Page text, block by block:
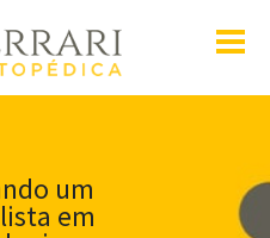
um
em